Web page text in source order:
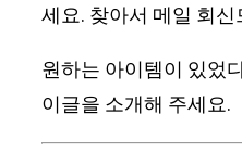
세요. 찾아서 메일 회
원하는 아이템이 있었
이글을 소개해 주세요.